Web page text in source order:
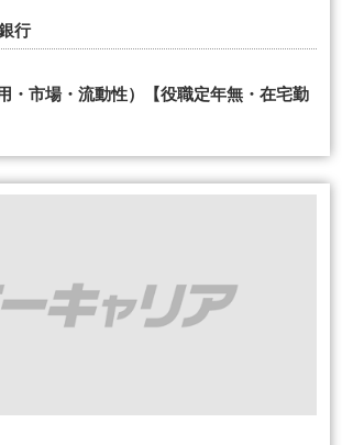
行
・市場・流動性）【役職定年無・在宅勤